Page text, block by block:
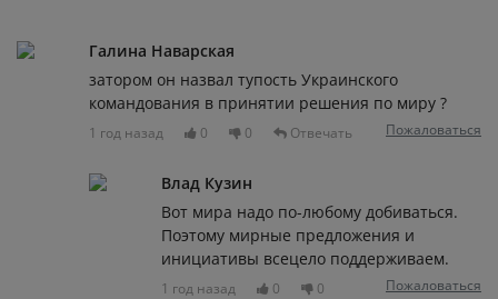
Галина Наварская
затором он назвал тупость Украинского
командования в принятии решения по миру ?
1 год назад 0 0 Отвечать Пожаловаться
Влад Кузин
Вот мира надо по-любому добиваться.
Поэтому мирные предложения и
инициативы всецело поддерживаем.
1 год назад 0 0 Пожаловаться